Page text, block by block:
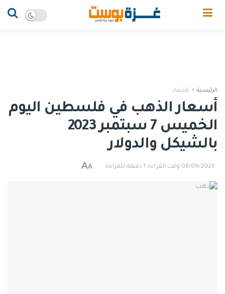
الرئيسية إقتصاد
أسعار الذهب في فلسطين اليوم
الخميس 7 سبتمبر 2023
بالشيكل والدولار
08/09/2023 وقت القراءة:1 دقيقة للقراءة A
A